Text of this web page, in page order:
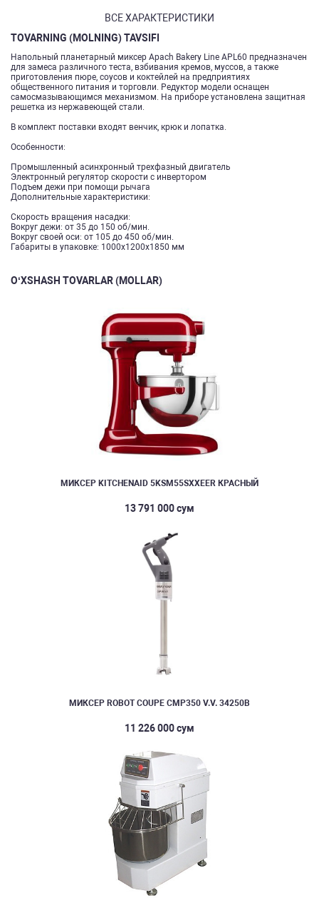
ВСЕ ХАРАКТЕРИСТИКИ
TOVARNING (MOLNING) TAVSIFI
Напольный планетарный миксер Apach Bakery Line APL60 предназначен
для замеса различного теста, взбивания кремов, муссов, а также
приготовления пюре, соусов и коктейлей на предприятиях
общественного питания и торговли. Редуктор модели оснащен
самосмазывающимся механизмом. На приборе установлена защитная
решетка из нержавеющей стали.
В комплект поставки входят венчик, крюк и лопатка.
Особенности:
Промышленный асинхронный трехфазный двигатель
Электронный регулятор скорости с инвертором
Подъем дежи при помощи рычага
Дополнительные характеристики:
Скорость вращения насадки:
Вокруг дежи: от 35 до 150 об/мин.
Вокруг своей оси: от 105 до 450 об/мин.
Габариты в упаковке: 1000х1200х1850 мм
O‘XSHASH TOVARLAR (MOLLAR)
МИКСЕР KITCHENAID 5KSM55SXXEER КРАСНЫЙ
13 791 000 сум
МИКСЕР ROBOT COUPE CMP350 V.V. 34250B
11 226 000 сум